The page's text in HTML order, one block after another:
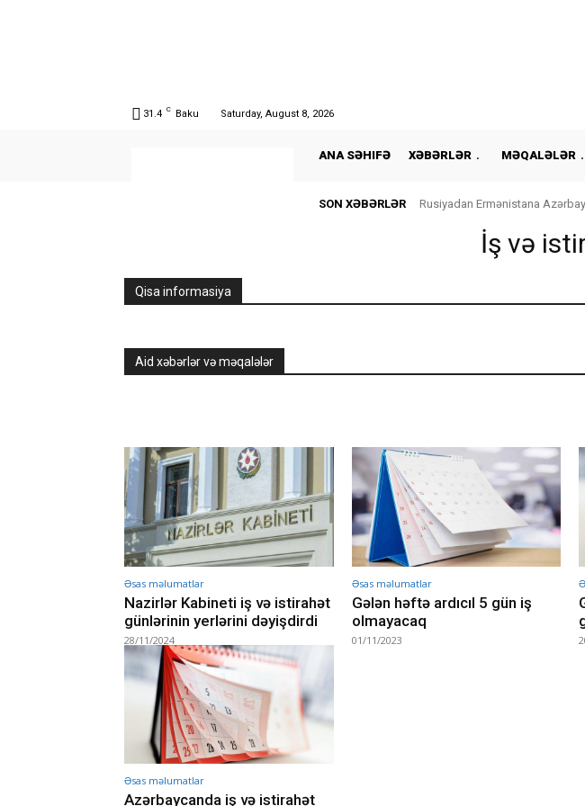
31.4 C Baku Saturday, August 8, 2026
ANA SƏHIFƏ XƏBƏRLƏR MƏQALƏLƏR
SON XƏBƏRLƏR Rusiyadan Ermənistana
İş və
Qisa informasiya
Aid xəbərlər və məqalələr
Əsas məlumatlar
Nazirlər Kabineti iş və istirahət
günlərinin yerlərini dəyişdirdi
28/11/2024
Əsas məlumatlar
Gələn həftə ardıcıl 5 gün iş
olmayacaq
01/11/2023
Əsas məlumatlar
Azərbaycanda iş və istirahət